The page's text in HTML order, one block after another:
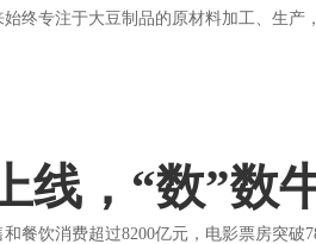
始终专注于⼤⾖制品的原材料加⼯、⽣
线，“数”数
餐饮消费超过8200亿元，电影票房突